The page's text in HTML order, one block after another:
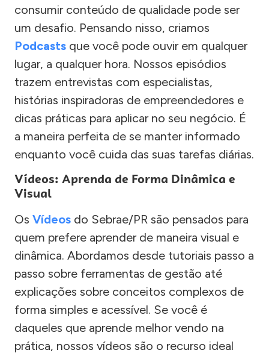
consumir conteúdo de qualidade pode ser
um desafio. Pensando nisso, criamos
Podcasts que você pode ouvir em qualquer
lugar, a qualquer hora. Nossos episódios
trazem entrevistas com especialistas,
histórias inspiradoras de empreendedores e
dicas práticas para aplicar no seu negócio. É
a maneira perfeita de se manter informado
enquanto você cuida das suas tarefas diárias.
Vídeos: Aprenda de Forma Dinâmica e
Visual
Os Vídeos do Sebrae/PR são pensados para
quem prefere aprender de maneira visual e
dinâmica. Abordamos desde tutoriais passo a
passo sobre ferramentas de gestão até
explicações sobre conceitos complexos de
forma simples e acessível. Se você é
daqueles que aprende melhor vendo na
prática, nossos vídeos são o recurso ideal